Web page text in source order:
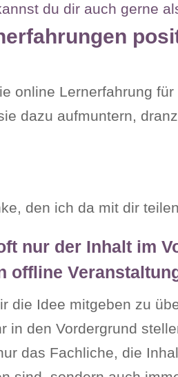
du dir auch gerne
online Lernerfahrung
dazu aufmuntern,
den ich da mit dir
nur der Inhalt im
offline
die Idee mitgeben zu
in den Vordergrund
das Fachliche, die